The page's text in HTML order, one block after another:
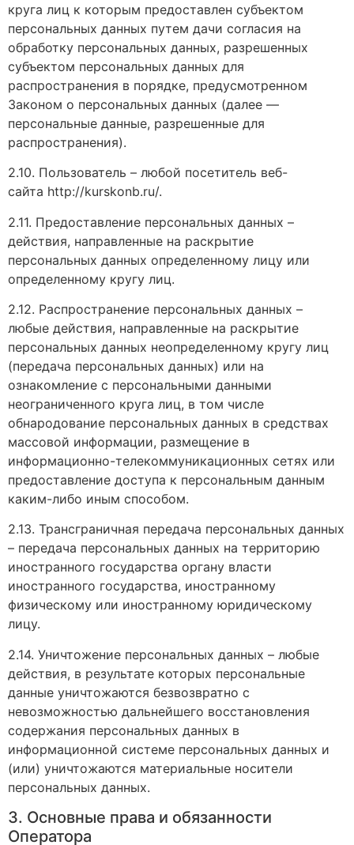
круга лиц к которым предоставлен субъектом
персональных данных путем дачи согласия на
обработку персональных данных, разрешенных
субъектом персональных данных для
распространения в порядке, предусмотренном
Законом о персональных данных (далее —
персональные данные, разрешенные для
распространения).
2.10. Пользователь – любой посетитель веб-
сайта http://kurskonb.ru/.
2.11. Предоставление персональных данных –
действия, направленные на раскрытие
персональных данных определенному лицу или
определенному кругу лиц.
2.12. Распространение персональных данных –
любые действия, направленные на раскрытие
персональных данных неопределенному кругу лиц
(передача персональных данных) или на
ознакомление с персональными данными
неограниченного круга лиц, в том числе
обнародование персональных данных в средствах
массовой информации, размещение в
информационно-телекоммуникационных сетях или
предоставление доступа к персональным данным
каким-либо иным способом.
2.13. Трансграничная передача персональных данных
– передача персональных данных на территорию
иностранного государства органу власти
иностранного государства, иностранному
физическому или иностранному юридическому
лицу.
2.14. Уничтожение персональных данных – любые
действия, в результате которых персональные
данные уничтожаются безвозвратно с
невозможностью дальнейшего восстановления
содержания персональных данных в
информационной системе персональных данных и
(или) уничтожаются материальные носители
персональных данных.
3. Основные права и обязанности
Оператора